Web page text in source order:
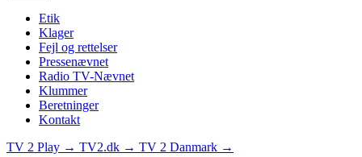
Etik
Klager
Fejl og rettelser
Pressenævnet
Radio TV-Nævnet
Klummer
Beretninger
Kontakt
TV 2 Play → TV2.dk → TV 2 Danmark →